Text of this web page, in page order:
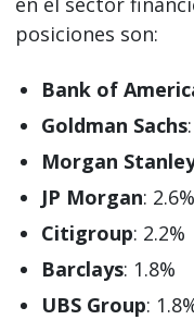
posiciones son:
Bank of
Goldman Sachs
Morgan
JP Morgan: 2.6%
Citigroup: 2.2%
Barclays: 1.8%
UBS Group: